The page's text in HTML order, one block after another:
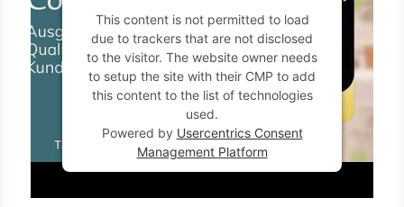
This content is not permitted to load
due to trackers that are not disclosed
to the visitor. The website owner needs
to setup the site with their CMP to add
this content to the list of technologies
used.
Powered by Usercentrics Consent
Management Platform